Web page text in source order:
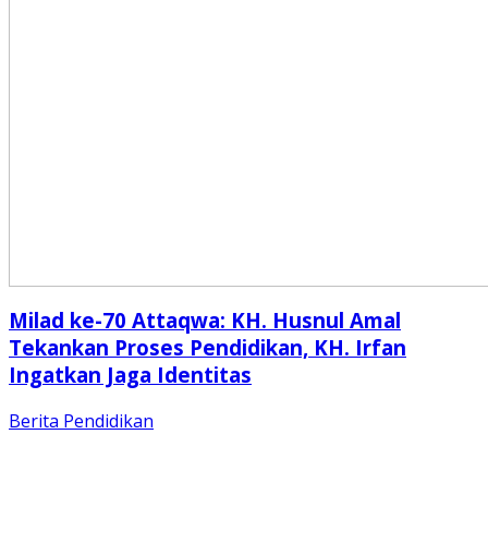
Milad ke-70 Attaqwa: KH. Husnul Amal
Tekankan Proses Pendidikan, KH. Irfan
Ingatkan Jaga Identitas
Berita Pendidikan